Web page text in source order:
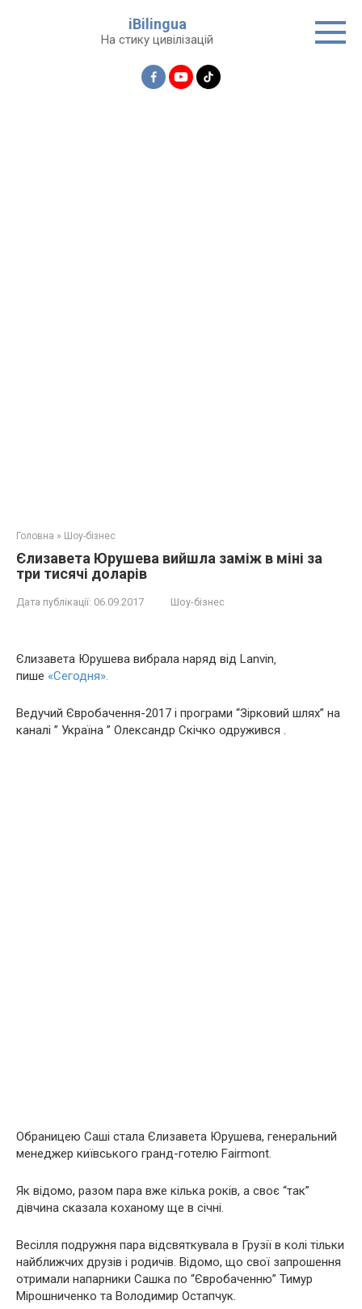
iBilingua
На стику цивілізацій
Головна » Шоу-бізнес
Єлизавета Юрушева вийшла заміж в міні за
три тисячі доларів
Дата публікації: 06.09.2017 Шоу-бізнес
Єлизавета Юрушева вибрала наряд від Lanvin‚
пише «Сегодня».
Ведучий Євробачення-2017 і програми “Зірковий шлях” на
каналі ” Україна ” Олександр Скічко одружився .
Обраницею Саші стала Єлизавета Юрушева, генеральний
менеджер київського гранд-готелю Fairmont.
Як відомо, разом пара вже кілька років, а своє “так”
дівчина сказала коханому ще в січні.
Весілля подружня пара відсвяткувала в Грузії в колі тільки
найближчих друзів і родичів. Відомо, що свої запрошення
отримали напарники Сашка по “Євробаченню” Тимур
Мірошниченко та Володимир Остапчук.